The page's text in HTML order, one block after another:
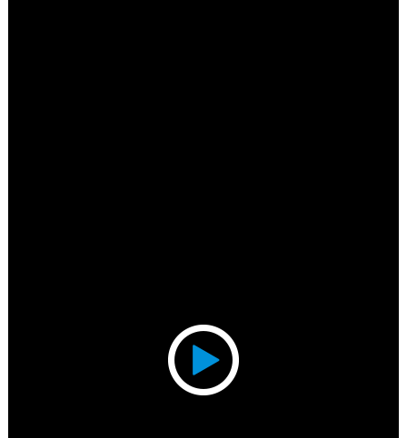
Play